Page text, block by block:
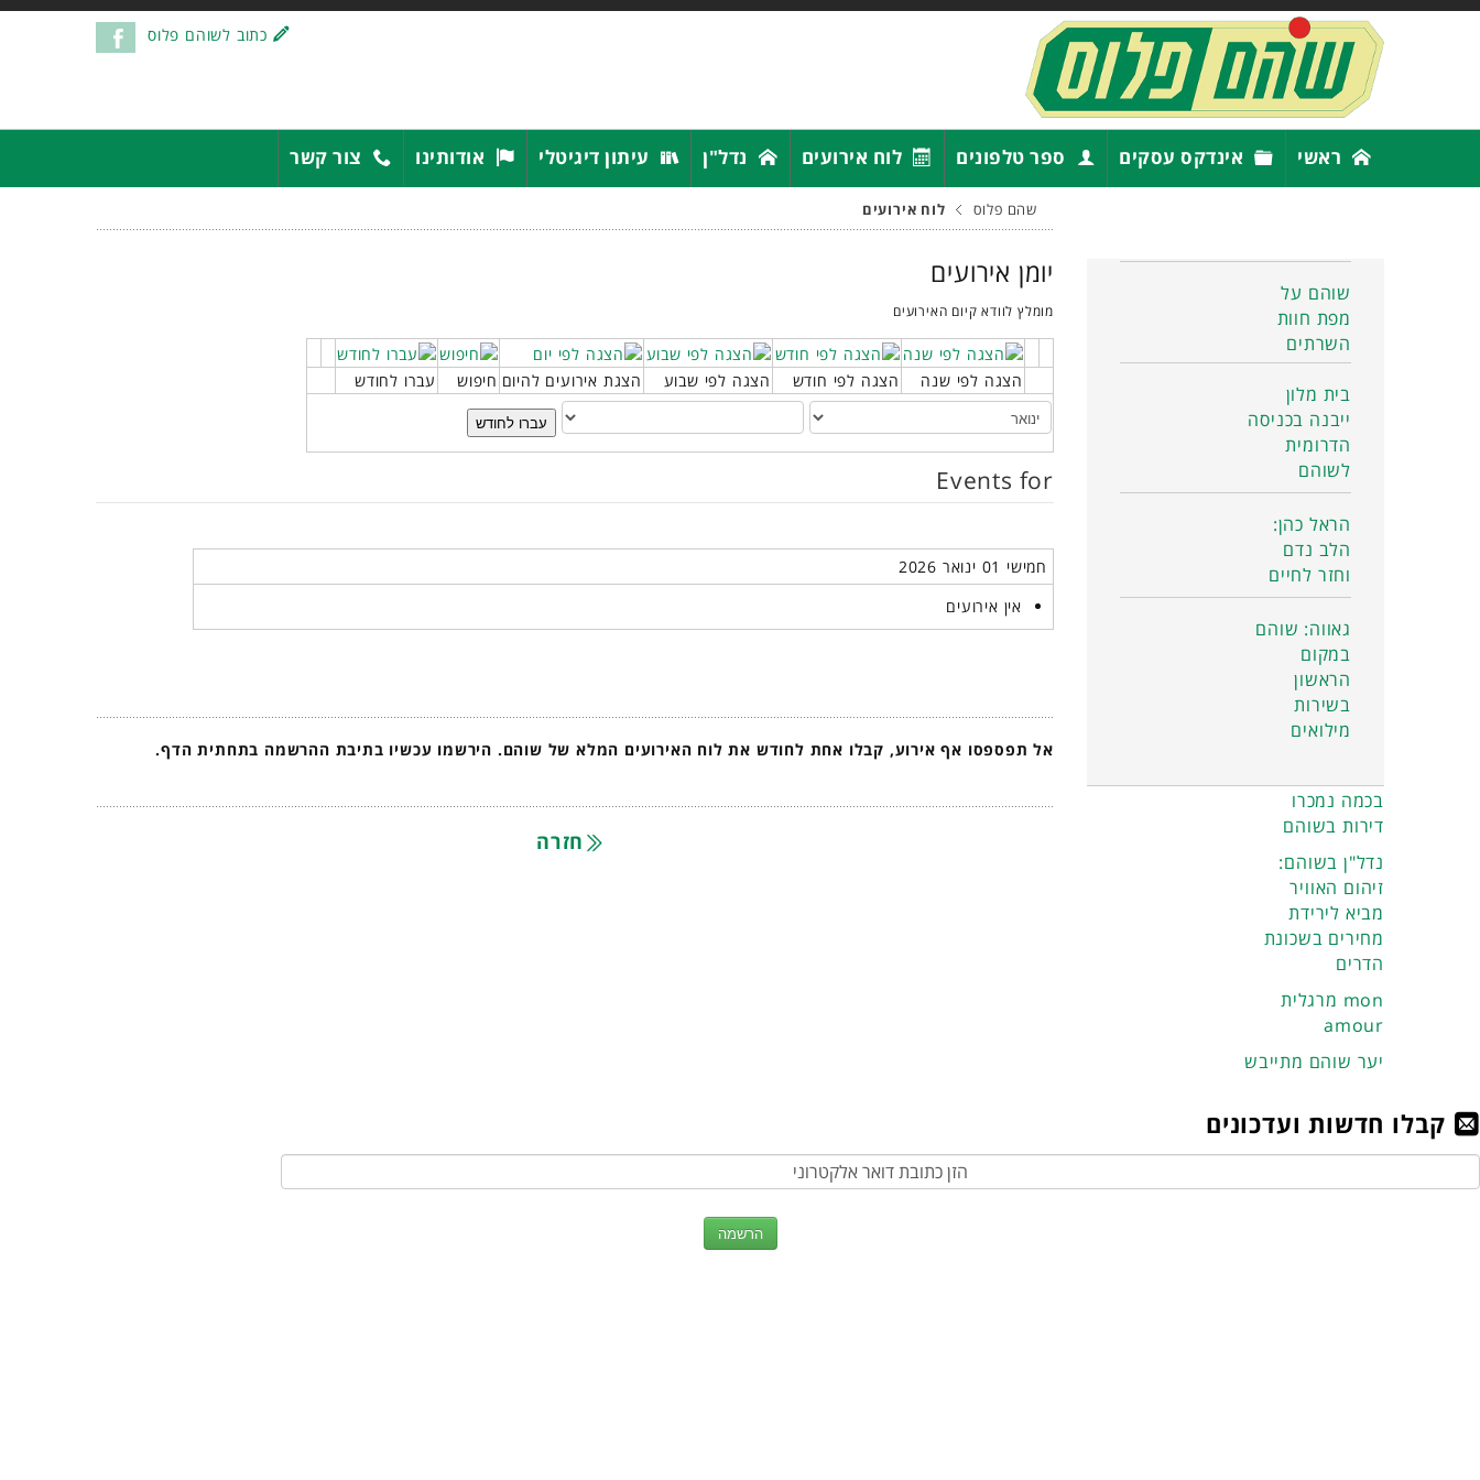
כתוב לשוהם פלוס
ראשי אינדקס עסקים ספר טלפונים לוח אירועים נדל"ן עיתון דיגיטלי אודותינו צור קשר
שהם פלוס לוח אירועים
יומן אירועים
מומלץ לוודא קיום האירועים
הצגה לפי שנה הצגה לפי חודש הצגה לפי שבוע הצגת אירועים להיום חיפוש
עברו לחודש
עברו לחודש
Events for
חמישי 01 ינואר 2026
אין אירועים
אל תפספסו אף אירוע, קבלו אחת לחודש את לוח האירועים המלא של שוהם. הירשמו עכשיו בתיבת ההרשמה בתחתית הדף.
חזרה
שוהם על
מפת חוות
השרתים
בית מלון
ייבנה בכניסה
הדרומית
לשוהם
הראל כהן:
הלב נדם
וחזר לחיים
גאווה: שוהם
במקום
הראשון
בשירות
מילואים
בכמה נמכרו
דירות בשוהם
נדל"ן בשוהם:
זיהום האוויר
מביא לירידת
מחירים בשכונת
הדרים
מרגלית mon
amour
יער שוהם מתייבש
קבלו חדשות ועדכונים